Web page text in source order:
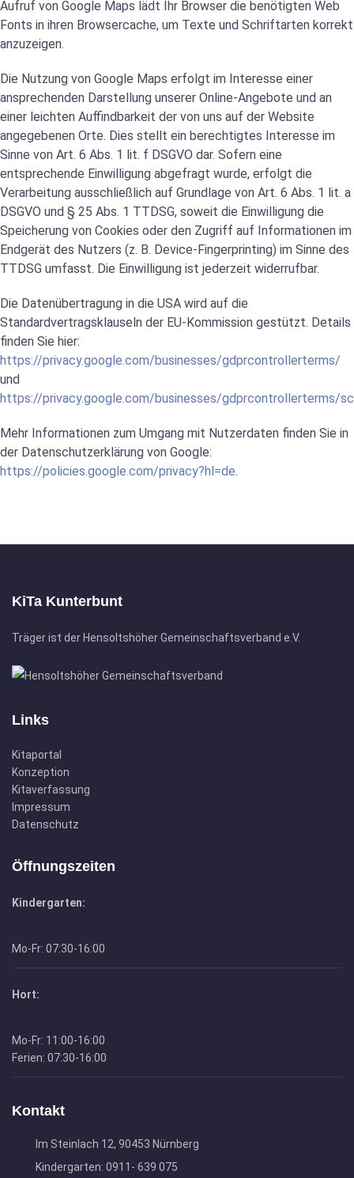
Aufruf von Google Maps lädt Ihr Browser die benötigten Web
Fonts in ihren Browsercache, um Texte und Schriftarten korrekt
anzuzeigen.
Die Nutzung von Google Maps erfolgt im Interesse einer
ansprechenden Darstellung unserer Online-Angebote und an
einer leichten Auffindbarkeit der von uns auf der Website
angegebenen Orte. Dies stellt ein berechtigtes Interesse im
Sinne von Art. 6 Abs. 1 lit. f DSGVO dar. Sofern eine
entsprechende Einwilligung abgefragt wurde, erfolgt die
Verarbeitung ausschließlich auf Grundlage von Art. 6 Abs. 1 lit. a
DSGVO und § 25 Abs. 1 TTDSG, soweit die Einwilligung die
Speicherung von Cookies oder den Zugriff auf Informationen im
Endgerät des Nutzers (z. B. Device-Fingerprinting) im Sinne des
TTDSG umfasst. Die Einwilligung ist jederzeit widerrufbar.
Die Datenübertragung in die USA wird auf die
Standardvertragsklauseln der EU-Kommission gestützt. Details
finden Sie hier:
https://privacy.google.com/businesses/gdprcontrollerterms/
und
https://privacy.google.com/businesses/gdprcontrollerterms/
Mehr Informationen zum Umgang mit Nutzerdaten finden Sie in
der Datenschutzerklärung von Google:
https://policies.google.com/privacy?hl=de.
KiTa Kunterbunt
Träger ist der Hensoltshöher Gemeinschaftsverband e.V.
Links
Kitaportal
Konzeption
Kitaverfassung
Impressum
Datenschutz
Öffnungszeiten
Kindergarten:
Mo-Fr: 07:30-16:00
Hort:
Mo-Fr: 11:00-16:00
Ferien: 07:30-16:00
Kontakt
Im Steinlach 12, 90453 Nürnberg
Kindergarten: 0911- 639 075